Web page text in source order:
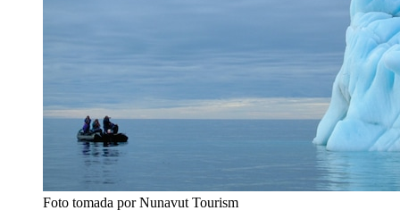
Foto tomada por Nunavut Tourism